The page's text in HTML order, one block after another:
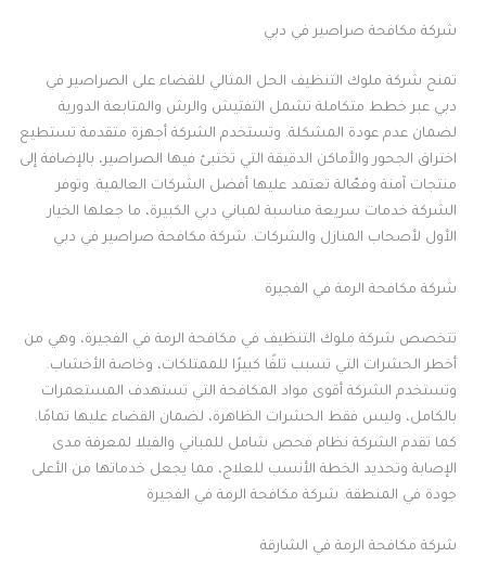
شركة مكافحة صراصير في دبي
تمنح شركة ملوك التنظيف الحل المثالي للقضاء على الصراصير في
دبي عبر خطط متكاملة تشمل التفتيش والرش والمتابعة الدورية
لضمان عدم عودة المشكلة. وتستخدم الشركة أجهزة متقدمة تستطيع
اختراق الجحور والأماكن الدقيقة التي تختبئ فيها الصراصير، بالإضافة إلى
منتجات آمنة وفعّالة تعتمد عليها أفضل الشركات العالمية. وتوفر
الشركة خدمات سريعة مناسبة لمباني دبي الكبيرة، ما جعلها الخيار
الأول لأصحاب المنازل والشركات. شركة مكافحة صراصير في دبي
شركة مكافحة الرمة في الفجيرة
تتخصص شركة ملوك التنظيف في مكافحة الرمة في الفجيرة، وهي من
أخطر الحشرات التي تسبب تلفًا كبيرًا للممتلكات، وخاصة الأخشاب.
وتستخدم الشركة أقوى مواد المكافحة التي تستهدف المستعمرات
بالكامل، وليس فقط الحشرات الظاهرة، لضمان القضاء عليها تمامًا.
كما تقدم الشركة نظام فحص شامل للمباني والفيلا لمعرفة مدى
الإصابة وتحديد الخطة الأنسب للعلاج، مما يجعل خدماتها من الأعلى
جودة في المنطقة. شركة مكافحة الرمة في الفجيرة
شركة مكافحة الرمة في الشارقة